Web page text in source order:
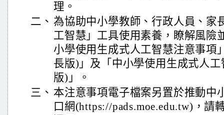
理。
二、 為協助中小學教師、行政人員、家
工智慧」工具使用素養，瞭解風險
小學使用生成式人工智慧注意事項
長版)」及「中小學使用生成式人
版)」。
三、 本注意事項電子檔案另置於推動中
口網(https://pads.moe.edu.tw)，請